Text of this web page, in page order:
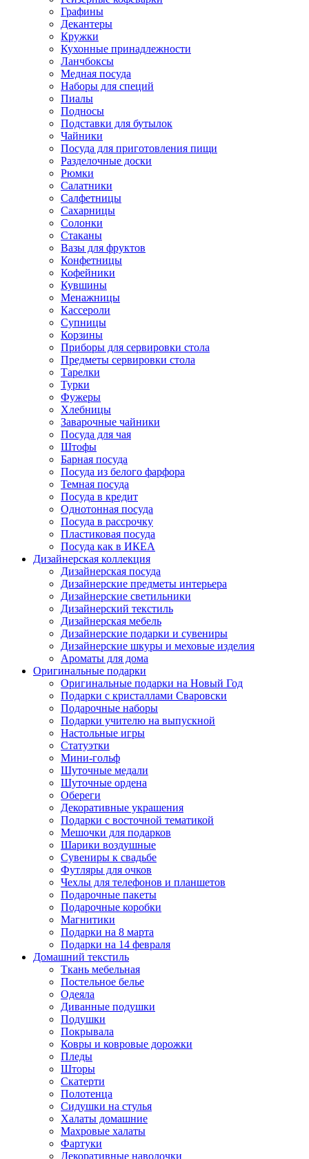
Графины
Декантеры
Кружки
Кухонные принадлежности
Ланчбоксы
Медная посуда
Наборы для специй
Пиалы
Подносы
Подставки для бутылок
Чайники
Посуда для приготовления пищи
Разделочные доски
Рюмки
Салатники
Салфетницы
Сахарницы
Солонки
Стаканы
Вазы для фруктов
Конфетницы
Кофейники
Кувшины
Менажницы
Кассероли
Супницы
Корзины
Приборы для сервировки стола
Предметы сервировки стола
Тарелки
Турки
Фужеры
Хлебницы
Заварочные чайники
Посуда для чая
Штофы
Барная посуда
Посуда из белого фарфора
Темная посуда
Посуда в кредит
Однотонная посуда
Посуда в рассрочку
Пластиковая посуда
Посуда как в ИКЕА
Дизайнерская коллекция
Дизайнерская посуда
Дизайнерские предметы интерьера
Дизайнерские светильники
Дизайнерский текстиль
Дизайнерская мебель
Дизайнерские подарки и сувениры
Дизайнерские шкуры и меховые изделия
Ароматы для дома
Оригинальные подарки
Оригинальные подарки на Новый Год
Подарки с кристаллами Сваровски
Подарочные наборы
Подарки учителю на выпускной
Настольные игры
Статуэтки
Мини-гольф
Шуточные медали
Шуточные ордена
Обереги
Декоративные украшения
Подарки с восточной тематикой
Мешочки для подарков
Шарики воздушные
Сувениры к свадьбе
Футляры для очков
Чехлы для телефонов и планшетов
Подарочные пакеты
Подарочные коробки
Магнитики
Подарки на 8 марта
Подарки на 14 февраля
Домашний текстиль
Ткань мебельная
Постельное белье
Одеяла
Диванные подушки
Подушки
Покрывала
Ковры и ковровые дорожки
Пледы
Шторы
Скатерти
Полотенца
Сидушки на стулья
Халаты домашние
Махровые халаты
Фартуки
Декоративные наволочки